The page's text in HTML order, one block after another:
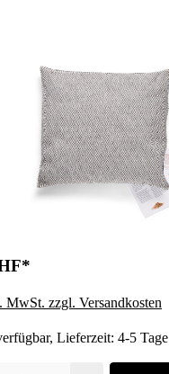
MwSt. zzgl. Versandkosten
Lieferzeit: 4-5 Tage